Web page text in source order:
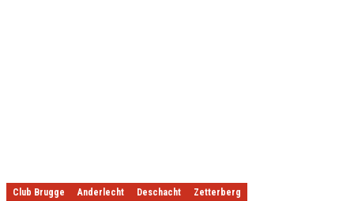
Club Brugge Anderlecht Deschacht Zetterberg